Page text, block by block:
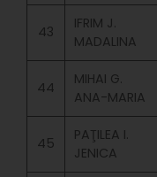
43
IFRIM J.
MADALINA
44
MIHAI G.
ANA-MARIA
45
PAŢILEA I.
JENICA